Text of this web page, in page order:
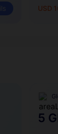
USD
5